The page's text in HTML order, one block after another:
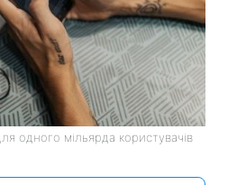
одного мільярда користувачів